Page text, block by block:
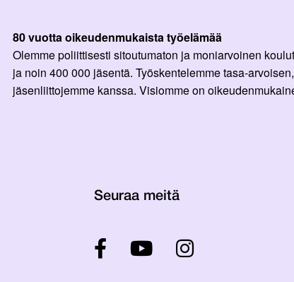
80 vuotta oikeudenmukaista työelämää
Olemme poliittisesti sitoutumaton ja moniarvoinen
ja noin 400 000 jäsentä. Työskentelemme tasa-
jäsenliittojemme kanssa. Visiomme on
Seuraa meitä